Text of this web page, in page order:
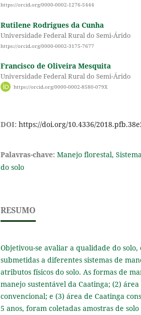
https://orcid.org/0000-0002-1276-5444
Rutilene Rodrigues da Cunha
Universidade Federal Rural do Semi-Árido
https://orcid.org/0000-0002-3175-7677
Francisco de Oliveira Mesquita
Universidade Federal Rural do Semi-Árido
https://orcid.org/0000-0002-8580-079X
DOI: https://doi.org/10.4336/
Palavras-chave: Manejo florestal,
do solo
RESUMO
Objetivou-se avaliar a qualidade do solo,
submetidas a diferentes sistemas de
atributos físicos do solo. As formas de
manejo sustentável da Caatinga; (2)
convencional; e (3) área de Caatinga
5 anos, foram coletadas amostras de